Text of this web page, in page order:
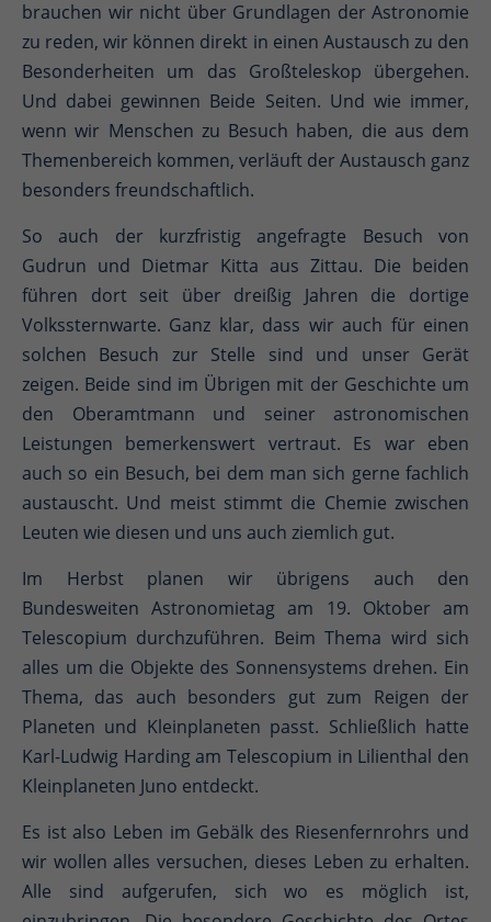
brauchen wir nicht über Grundlagen der Astronomie
zu reden, wir können direkt in einen Austausch zu den
Besonderheiten um das Großteleskop übergehen.
Und dabei gewinnen Beide Seiten. Und wie immer,
wenn wir Menschen zu Besuch haben, die aus dem
Themenbereich kommen, verläuft der Austausch ganz
besonders freundschaftlich.
So auch der kurzfristig angefragte Besuch von
Gudrun und Dietmar Kitta aus Zittau. Die beiden
führen dort seit über dreißig Jahren die dortige
Volkssternwarte. Ganz klar, dass wir auch für einen
solchen Besuch zur Stelle sind und unser Gerät
zeigen. Beide sind im Übrigen mit der Geschichte um
den Oberamtmann und seiner astronomischen
Leistungen bemerkenswert vertraut. Es war eben
auch so ein Besuch, bei dem man sich gerne fachlich
austauscht. Und meist stimmt die Chemie zwischen
Leuten wie diesen und uns auch ziemlich gut.
Im Herbst planen wir übrigens auch den
Bundesweiten Astronomietag am 19. Oktober am
Telescopium durchzuführen. Beim Thema wird sich
alles um die Objekte des Sonnensystems drehen. Ein
Thema, das auch besonders gut zum Reigen der
Planeten und Kleinplaneten passt. Schließlich hatte
Karl-Ludwig Harding am Telescopium in Lilienthal den
Kleinplaneten Juno entdeckt.
Es ist also Leben im Gebälk des Riesenfernrohrs und
wir wollen alles versuchen, dieses Leben zu erhalten.
Alle sind aufgerufen, sich wo es möglich ist,